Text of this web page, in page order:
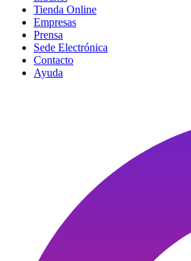
Tienda Online
Empresas
Prensa
Sede Electrónica
Contacto
Ayuda